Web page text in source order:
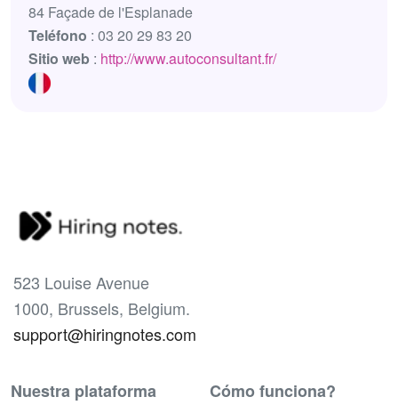
84 Façade de l'Esplanade
Teléfono : 03 20 29 83 20
Sitio web : http://www.autoconsultant.fr/
523 Louise Avenue
1000, Brussels, Belgium.
support@hiringnotes.com
Nuestra plataforma Cómo funciona?